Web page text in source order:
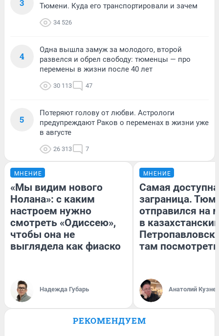
3
Тюмени. Куда его транспортировали и зачем
34 526
4
Одна вышла замуж за молодого, второй
развелся и обрел свободу: тюменцы — про
перемены в жизни после 40 лет
30 113 47
5
Потеряют голову от любви. Астрологи
предупреждают Раков о переменах в жизни уже
в августе
26 313 7
МНЕНИЕ
«Мы видим нового
Нолана»: с каким
настроем нужно
смотреть «Одиссею»,
чтобы она не
выглядела как фиаско
Надежда Губарь
МНЕНИЕ
Самая
заграница.
отправился на
в
там посмотреть
Анатолий
РЕКОМЕНДУЕМ